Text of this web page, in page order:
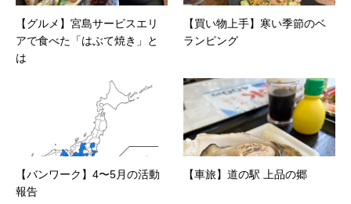
【グルメ】宮島サービスエリ
アで食べた「はぶて焼き」と
は
【買い物上手】寒い季節のベ
ランピング
【バンワーク】4〜5月の活動
報告
【車旅】道の駅 上品の郷